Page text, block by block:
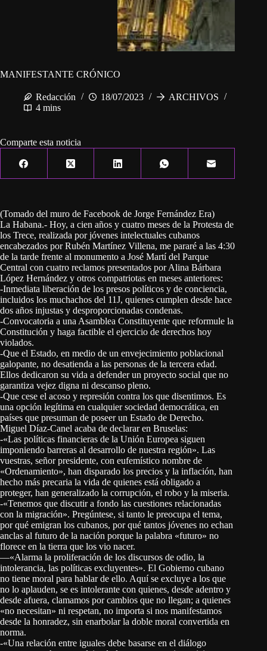
MANIFESTANTE CRÓNICO
Redacción 18/07/2023
ARCHIVOS
4 mins
Comparte esta noticia
(Tomado del muro de Facebook de Jorge Fernández Era)
La Habana.- Hoy, a cien años y cuatro meses de la Protesta de
los Trece, realizada por jóvenes intelectuales cubanos
encabezados por Rubén Martínez Villena, me pararé a las 4:30
de la tarde frente al monumento a José Martí del Parque
Central con cuatro reclamos presentados por Alina Bárbara
López Hernández y otros compatriotas en meses anteriores:
-Inmediata liberación de los presos políticos y de conciencia,
incluidos los muchachos del 11J, quienes cumplen desde hace
dos años injustas y desproporcionadas condenas.
-Convocatoria a una Asamblea Constituyente que reformule la
Constitución y haga factible el ejercicio de derechos hoy
violados.
-Que el Estado, en medio de un envejecimiento poblacional
galopante, no desatienda a las personas de la tercera edad.
Ellos dedicaron su vida a defender un proyecto social que no
garantiza vejez digna ni descanso pleno.
-Que cese el acoso y represión contra los que disentimos. Es
una opción legítima en cualquier sociedad democrática, en
países que presuman de poseer un Estado de Derecho.
Miguel Díaz-Canel acaba de declarar en Bruselas:
-«Las políticas financieras de la Unión Europea siguen
imponiendo barreras al desarrollo de nuestra región». Las
vuestras, señor presidente, con eufemístico nombre de
«Ordenamiento», han disparado los precios y la inflación, han
hecho más precaria la vida de quienes está obligado a
proteger, han generalizado la corrupción, el robo y la miseria.
-«Tenemos que discutir a fondo las cuestiones relacionadas
con la migración». Pregúntese, si tanto le preocupa el tema,
por qué emigran los cubanos, por qué tantos jóvenes no echan
anclas al futuro de la nación porque la palabra «futuro» no
florece en la tierra que los vio nacer.
—«Alarma la proliferación de los discursos de odio, la
intolerancia, las políticas excluyentes». El Gobierno cubano
no tiene moral para hablar de ello. Aquí se excluye a los que
no lo aplauden, se es intolerante con quienes, desde adentro y
desde afuera, clamamos por cambios que no llegan; a quienes
«no necesitan» ni respetan, no importa si nos manifestamos
desde la honradez, sin enarbolar la doble moral convertida en
norma.
-«Una relación entre iguales debe basarse en el diálogo